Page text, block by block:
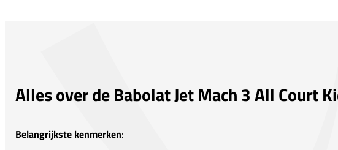
Alles over de Babolat Jet Mach 3 All Court
Belangrijkste kenmerken: